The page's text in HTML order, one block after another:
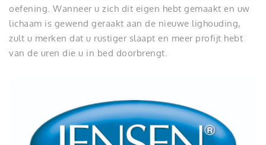
oefening. Wanneer u zich dit eigen hebt gemaakt en uw
lichaam is gewend geraakt aan de nieuwe lighouding,
zult u merken dat u rustiger slaapt en meer profijt hebt
van de uren die u in bed doorbrengt.